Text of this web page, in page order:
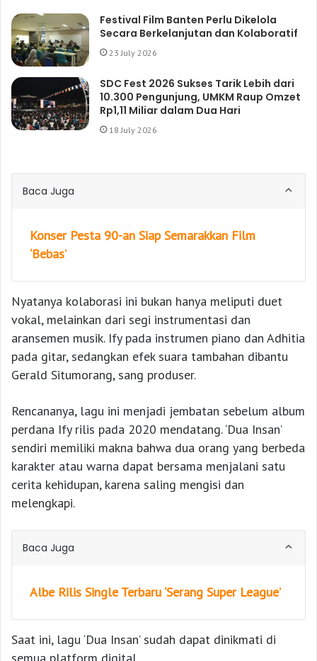
Festival Film Banten Perlu Dikelola
Secara Berkelanjutan dan Kolaboratif
23 July 2026
SDC Fest 2026 Sukses Tarik Lebih dari
10.300 Pengunjung, UMKM Raup Omzet
Rp1,11 Miliar dalam Dua Hari
18 July 2026
Baca Juga
Konser Pesta 90-an Siap Semarakkan Film
‘Bebas’
Nyatanya kolaborasi ini bukan hanya meliputi duet
vokal, melainkan dari segi instrumentasi dan
aransemen musik. Ify pada instrumen piano dan Adhitia
pada gitar, sedangkan efek suara tambahan dibantu
Gerald Situmorang, sang produser.
Rencananya, lagu ini menjadi jembatan sebelum album
perdana Ify rilis pada 2020 mendatang. ‘Dua Insan’
sendiri memiliki makna bahwa dua orang yang berbeda
karakter atau warna dapat bersama menjalani satu
cerita kehidupan, karena saling mengisi dan
melengkapi.
Baca Juga
Albe Rilis Single Terbaru ‘Serang Super League’
Saat ini, lagu ‘Dua Insan’ sudah dapat dinikmati di